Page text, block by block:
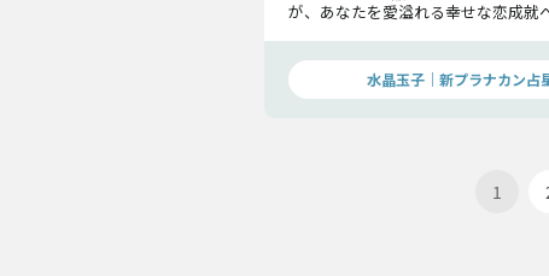
が、あなたを愛溢れる幸せな恋成就
伝えいたします。水晶玉子｜新プラナカン占
1